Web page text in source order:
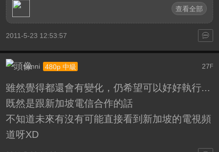
查看全部
2011-5-23 12:53:57
27 F
sunni 480p 中級
雖然覺得都還會有變化，仍希望可以好好執行...
既然是跟新加坡電信合作的話
不知道未來有沒有可能直接看到新加坡的電視頻
道呀XD